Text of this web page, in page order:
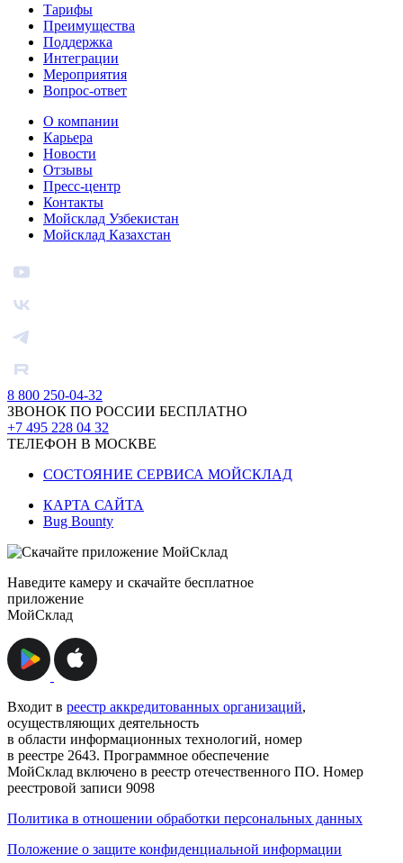
Тарифы
Преимущества
Поддержка
Интеграции
Мероприятия
Вопрос-ответ
О компании
Карьера
Новости
Отзывы
Пресс-центр
Контакты
Мойсклад Узбекистан
Мойсклад Казахстан
8 800 250-04-32
ЗВОНОК ПО РОССИИ БЕСПЛАТНО
+7 495 228 04 32
ТЕЛЕФОН В МОСКВЕ
СОСТОЯНИЕ СЕРВИСА МОЙСКЛАД
КАРТА САЙТА
Bug Bounty
Наведите камеру и скачайте бесплатное
приложение
МойСклад
Входит в реестр аккредитованных организаций,
осуществляющих деятельность
в области информационных технологий, номер
в реестре 2643. Программное обеспечение
МойСклад включено в реестр отечественного ПО. Номер
реестровой записи 9098
Политика в отношении обработки персональных данных
Положение о защите конфиденциальной информации